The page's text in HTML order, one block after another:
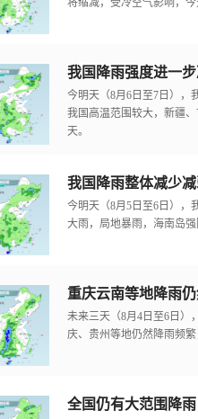
将缩减，受冷空气影响，
今明天（8月6日至7日），
我国高温范围较大，新疆
天。
我国降雨整体减少
今明天（8月5日至6日），
大雨，局地暴雨，海南岛
重庆云南等地降雨
未来三天（8月4日至6日）
庆、贵州等地仍然降雨频
全国仍有大范围降